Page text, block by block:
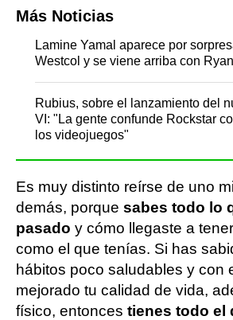
Más Noticias
Lamine Yamal aparece por
Westcol y se viene arriba con
Rubius, sobre el lanzamiento del
VI: "La gente confunde Rockstar
los videojuegos"
Es muy distinto reírse de uno
demás, porque sabes todo lo
pasado y cómo llegaste a
como el que tenías. Si has
hábitos poco saludables y con
mejorado tu calidad de vida,
físico, entonces tienes todo el